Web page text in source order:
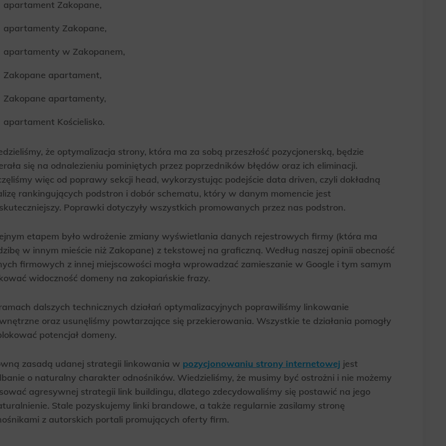
demographic statistics about users. Analytical cookies and similar technologies allow us to measure the
of actions taken and content presented.
for displaying personalized ads that may be of interest to the user based on browsing history and habits and
criteria. Also, third-party files that, in conjunction with files installed while browsing other websites, profile the user,
apartament Zakopane,
apartamenty Zakopane,
apartamenty w Zakopanem,
Zakopane apartament,
Zakopane apartamenty,
apartament Kościelisko.
że optymalizacja strony, która ma za sobą przeszłość pozycjonerską, będzie
się na odnalezieniu pominiętych przez poprzedników błędów oraz ich eliminacji.
więc od poprawy sekcji head, wykorzystując podejście data driven, czyli dokładną
rankingujących podstron i dobór schematu, który w danym momencie jest
Poprawki dotyczyły wszystkich promowanych przez nas podstron.
etapem było wdrożenie zmiany wyświetlania danych rejestrowych firmy (która ma
w innym mieście niż Zakopane) z tekstowej na graficzną. Według naszej opinii obecność
firmowych z innej miejscowości mogła wprowadzać zamieszanie w Google i tym samym
widoczność domeny na zakopiańskie frazy.
dalszych technicznych działań optymalizacyjnych poprawiliśmy linkowanie
oraz usunęliśmy powtarzające się przekierowania. Wszystkie te działania pomogły
potencjał domeny.
zasadą udanej strategii linkowania w pozycjonowaniu strony internetowej jest
o naturalny charakter odnośników. Wiedzieliśmy, że musimy być ostrożni i nie możemy
agresywnej strategii link buildingu, dlatego zdecydowaliśmy się postawić na jego
Stale pozyskujemy linki brandowe, a także regularnie zasilamy stronę
z autorskich portali promujących oferty firm.